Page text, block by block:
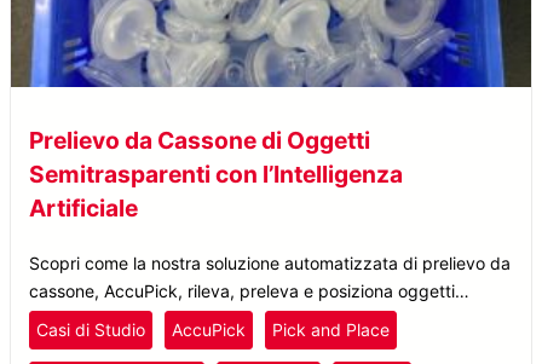
Prelievo da Cassone di Oggetti
Semitrasparenti con l’Intelligenza
Artificiale
Scopri come la nostra soluzione automatizzata di prelievo da
cassone, AccuPick, rileva, preleva e posiziona oggetti
semitrasparenti con velocità, precisione ed efficienza.
Casi di Studio AccuPick Pick and Place